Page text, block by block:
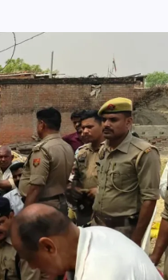
आजमगढ़ में राज्य आयुक्त
कोर्ट, मौके पर सुनीं
तत्काल निस्तारण
news8pmtoday